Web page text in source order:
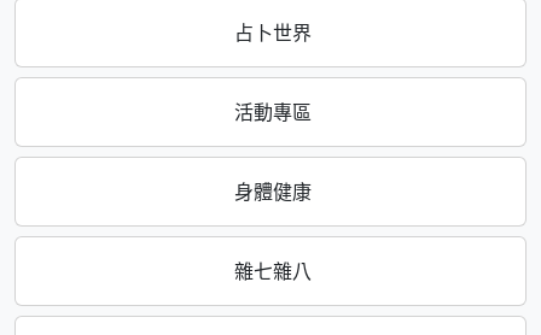
占卜世界
活動專區
身體健康
雜七雜八